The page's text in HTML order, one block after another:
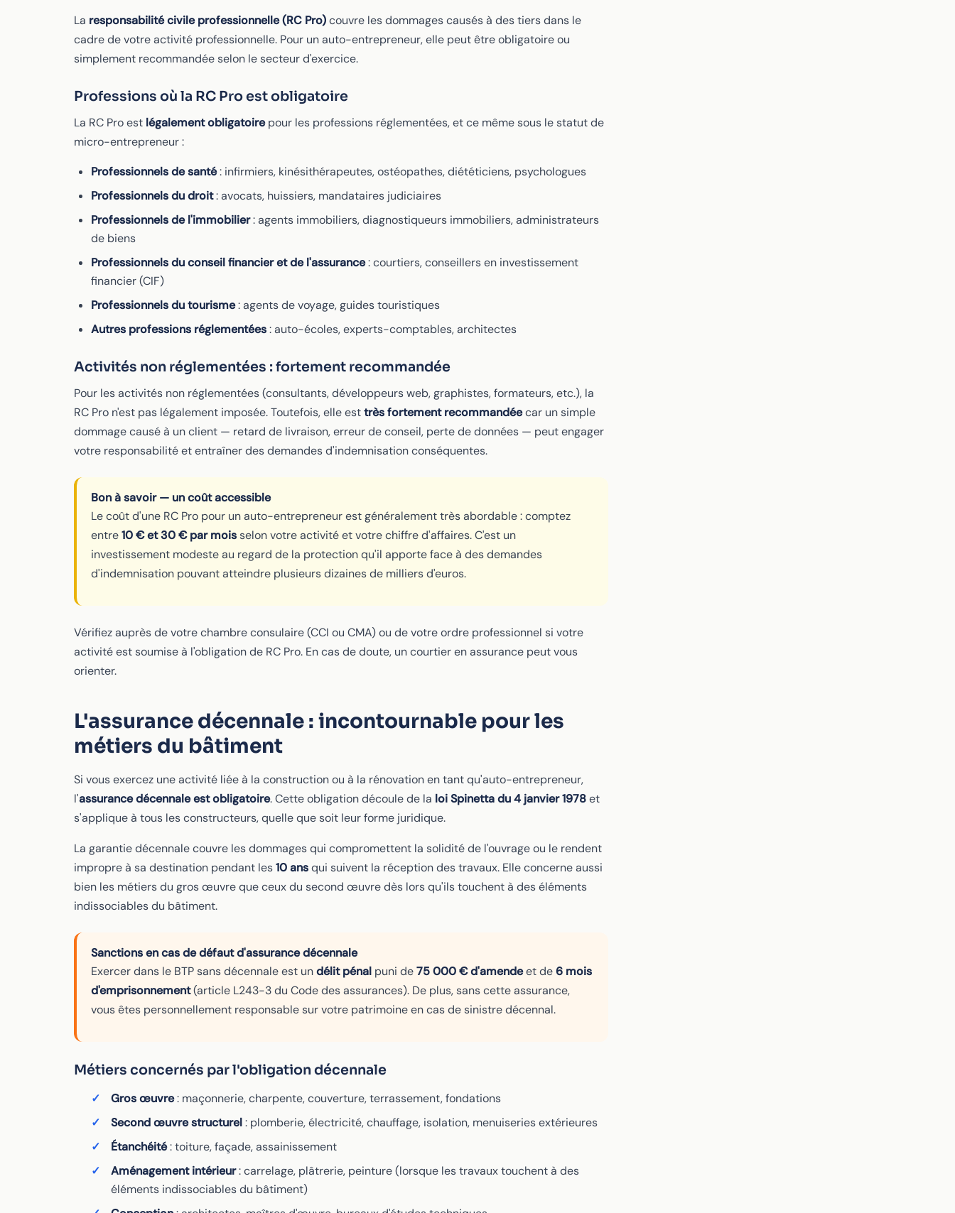
La responsabilité civile professionnelle (RC Pro)couvre les dommages causés à des tiers dans le
cadre de votre activité professionnelle. Pour un auto-entrepreneur, elle peut être obligatoire ou
simplement recommandée selon le secteur d'exercice.
Professions où la RC Pro est obligatoire
La RC Pro est légalement obligatoirepour les professions réglementées, et ce même sous le statut de
micro-entrepreneur :
Professionnels de santé: infirmiers, kinésithérapeutes, ostéopathes, diététiciens, psychologues
Professionnels du droit: avocats, huissiers, mandataires judiciaires
Professionnels de l'immobilier: agents immobiliers, diagnostiqueurs immobiliers, administrateurs
de biens
Professionnels du conseil financier et de l'assurance: courtiers, conseillers en investissement
financier (CIF)
Professionnels du tourisme: agents de voyage, guides touristiques
Autres professions réglementées: auto-écoles, experts-comptables, architectes
Activités non réglementées : fortement recommandée
Pour les activités non réglementées (consultants, développeurs web, graphistes, formateurs, etc.), la
RC Pro n'est pas légalement imposée. Toutefois, elle esttrès fortement recommandéecar un simple
dommage causé à un client — retard de livraison, erreur de conseil, perte de données — peut engager
votre responsabilité et entraîner des demandes d'indemnisation conséquentes.
Bon à savoir — un coût accessible
Le coût d'une RC Pro pour un auto-entrepreneur est généralement très abordable : comptez
entre10 € et 30 € par moisselon votre activité et votre chiffre d'affaires. C'est un
investissement modeste au regard de la protection qu'il apporte face à des demandes
d'indemnisation pouvant atteindre plusieurs dizaines de milliers d'euros.
Vérifiez auprès de votre chambre consulaire (CCI ou CMA) ou de votre ordre professionnel si votre
activité est soumise à l'obligation de RC Pro. En cas de doute, un courtier en assurance peut vous
orienter.
L'assurance décennale : incontournable pour les
métiers du bâtiment
Si vous exercez une activité liée à la construction ou à la rénovation en tant qu'auto-entrepreneur,
l'assurance décennale est obligatoire. Cette obligation découle de la loi Spinetta du 4 janvier 1978et
s'applique à tous les constructeurs, quelle que soit leur forme juridique.
La garantie décennale couvre les dommages qui compromettent la solidité de l'ouvrage ou le rendent
impropre à sa destination pendant les10 ansqui suivent la réception des travaux. Elle concerne aussi
bien les métiers du gros œuvre que ceux du second œuvre dès lors qu'ils touchent à des éléments
indissociables du bâtiment.
Sanctions en cas de défaut d'assurance décennale
Exercer dans le BTP sans décennale est undélit pénal puni de75 000 € d'amendeet de6 mois
d'emprisonnement(article L243-3 du Code des assurances). De plus, sans cette assurance,
vous êtes personnellement responsable sur votre patrimoine en cas de sinistre décennal.
Métiers concernés par l'obligation décennale
Gros œuvre: maçonnerie, charpente, couverture, terrassement, fondations
Second œuvre structurel: plomberie, électricité, chauffage, isolation, menuiseries extérieures
Étanchéité: toiture, façade, assainissement
Aménagement intérieur: carrelage, plâtrerie, peinture (lorsque les travaux touchent à des
éléments indissociables du bâtiment)